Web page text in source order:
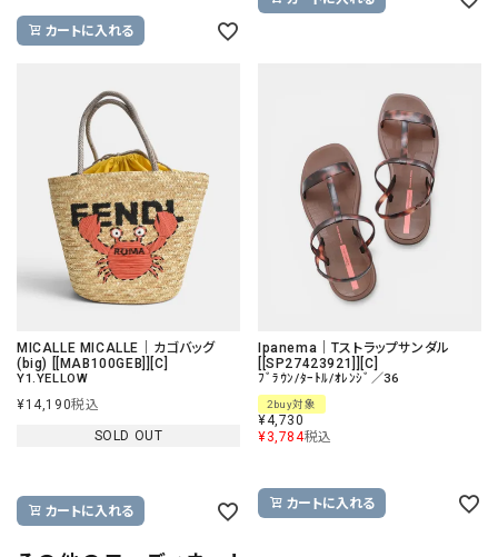
カートに入れる
MICALLE MICALLE｜カゴバッグ
(big) [[MAB100GEB]][C]
Y1.YELLOW
¥14,190税込
SOLD OUT
カートに入れる
Ipanema｜Tストラップサンダル
[[SP27423921]][C]
ﾌﾞﾗｳﾝ/ﾀｰﾄﾙ/ｵﾚﾝｼﾞ／36
2buy対象
¥4,730
¥3,784税込
カートに入れる